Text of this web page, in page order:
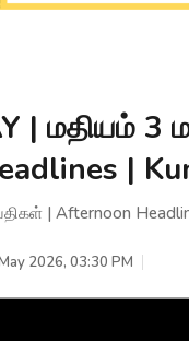
| மதியம் 3
|
| Afternoon
2026, 03:30 PM